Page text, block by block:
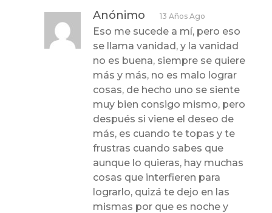
Anónimo 13 Años Ago
Eso me sucede a mí, pero eso
se llama vanidad, y la vanidad
no es buena, siempre se quiere
más y más, no es malo lograr
cosas, de hecho uno se siente
muy bien consigo mismo, pero
después si viene el deseo de
más, es cuando te topas y te
frustras cuando sabes que
aunque lo quieras, hay muchas
cosas que interfieren para
lograrlo, quizá te dejo en las
mismas por que es noche y